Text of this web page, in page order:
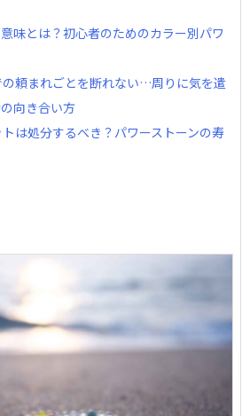
味とは？初心者のためのカラー別パワ
の頼まれごとを断れない…周りに気を遣
向き合い方
は処分するべき？パワーストーンの寿